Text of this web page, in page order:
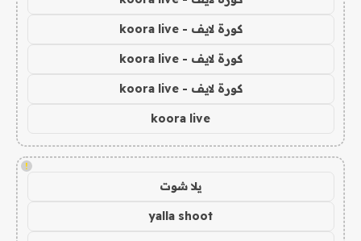
كورة لايف - koora live
كورة لايف - koora live
كورة لايف - koora live
koora live
!
يلا شوت
yalla shoot